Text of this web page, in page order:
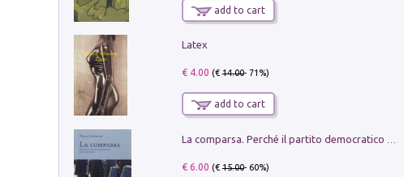
add to cart
Latex
€ 4.00 (€14.00- 71%)
add to cart
€ 6.00 (€15.00- 60%)